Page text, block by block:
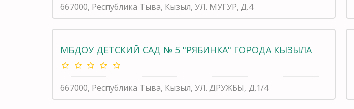
667000, Республика Тыва, Кызыл, УЛ. МУГУР, Д.4
МБДОУ ДЕТСКИЙ САД № 5 "РЯБИНКА" ГОРОДА КЫЗЫЛА
667000, Республика Тыва, Кызыл, УЛ. ДРУЖБЫ, Д.1/4